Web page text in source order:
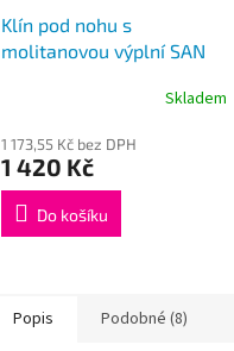
Klín pod nohu s
molitanovou výplní SAN
Skladem
1 173,55 Kč bez DPH
1 420 Kč
Do košíku
Popis Podobné (8)